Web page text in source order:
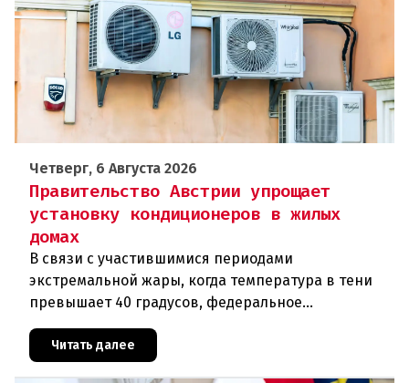
Четверг, 6 Августа 2026
Правительство Австрии упрощает
установку кондиционеров в жилых
домах
В связи с участившимися периодами
экстремальной жары, когда температура в тени
превышает 40 градусов, федеральное
проблемы перегрева жилых помещений. В среду н
Читать далее